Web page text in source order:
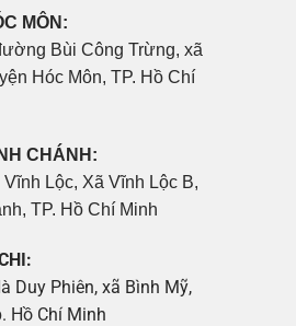
MÔN:
Bùi Công Trừng, xã
Hóc Môn, TP. Hồ Chí
CHÁNH:
Lộc, Xã Vĩnh Lộc B,
TP. Hồ Chí Minh
Duy Phiên, xã Bình Mỹ,
Hồ Chí Minh